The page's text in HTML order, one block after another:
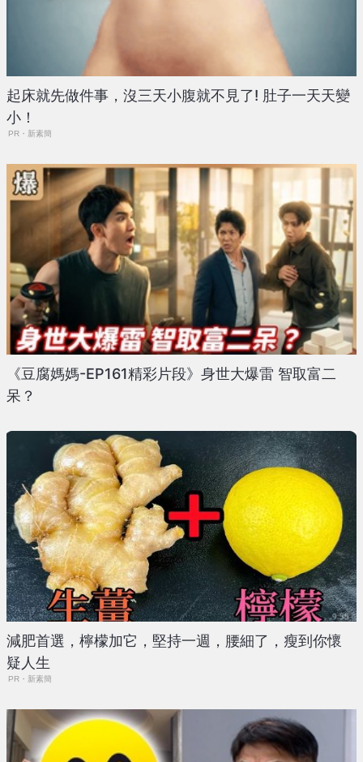
起床就先做件事，沒三天小腹就不見了! 肚子一天天變
小！
PR・新素簡
《豆腐媽媽-EP161精彩片段》身世大爆雷 智取富二
呆？
減肥首選，檸檬加它，堅持一週，腰細了，瘦到你懷
疑人生
PR・新素簡